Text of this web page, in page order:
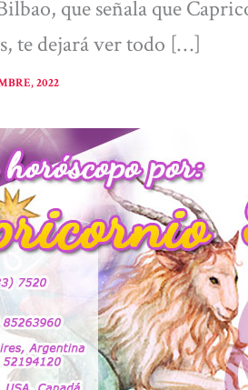
que señala que
te dejará ver todo […]
2022